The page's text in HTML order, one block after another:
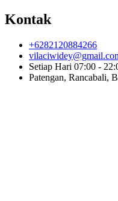
Kontak
+6282120884266
Setiap Hari 07:00 -
Patengan, Rancabali,